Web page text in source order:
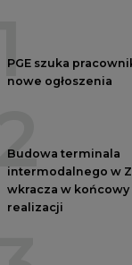
1
PGE szuka
nowe ogłoszenia
2
Budowa terminala
intermodalnego w
wkracza w końcowy
realizacji